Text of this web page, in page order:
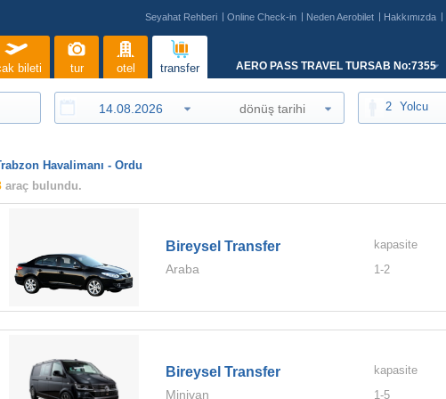
Seyahat Rehberi Online Check-in Neden Aerobilet Hakkımızda
bileti tur otel transfer AERO PASS TRAVEL TURSAB No:7355
2 Yolcu
Havalimanı - Ordu
araç bulundu.
Bireysel Transfer
Araba
kapasite
1-2
Bireysel Transfer
Minivan
kapasite
1-5